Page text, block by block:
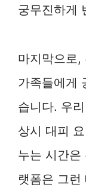
궁무진하게
마지막으로,
가족들에게
습니다. 우
상시 대피
누는 시간은
랫폼은 그